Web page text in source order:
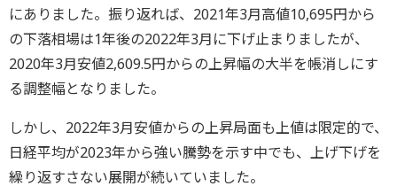
にありました。振り返れば、2021年3月高値10,695円から
の下落相場は1年後の2022年3月に下げ止まりましたが、
2020年3月安値2,609.5円からの上昇幅の大半を帳消しにす
る調整幅となりました。
しかし、2022年3月安値からの上昇局面も上値は限定的で、
日経平均が2023年から強い騰勢を示す中でも、上げ下げを
繰り返すさない展開が続いていました。